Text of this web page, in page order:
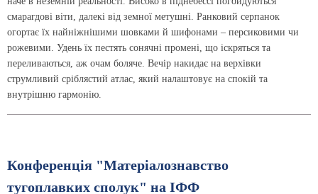
смарагдові віти, далекі від земної метушні. Ранковий серпанок
огортає їх найніжнішими шовками й шифонами – персиковими чи
рожевими. Удень їх пестять сонячні промені, що іскряться та
переливаються, аж очам боляче. Вечір накидає на верхівки
струмливий сріблястий атлас, який налаштовує на спокій та
внутрішню гармонію.
Конференція "Матеріалознавство
тугоплавких сполук" на ІФФ